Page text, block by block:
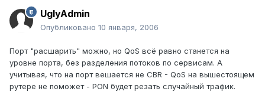
UglyAdmin
Опубликовано 10 января, 2006
Порт "расшарить" можно, но QoS всё равно станется на
уровне порта, без разделения потоков по сервисам. А
учитывая, что на порт вешается не CBR - QoS на вышестоящем
рутере не поможет - PON будет резать случайный трафик.